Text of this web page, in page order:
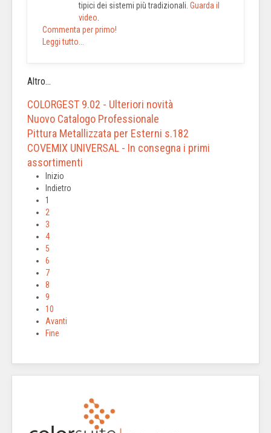
tipici dei sistemi più tradizionali. Guarda il
video
Commenta per primo!
Leggi tutto...
Altro...
COLORGEST 9.02 - Ulteriori novità
Nuovo Catalogo Professionale
Pittura Metallizzata per Esterni s.182
COVEMIX UNIVERSAL - In consegna i primi
assortimenti
Inizio
Indietro
1
2
3
4
5
6
7
8
9
10
Avanti
Fine